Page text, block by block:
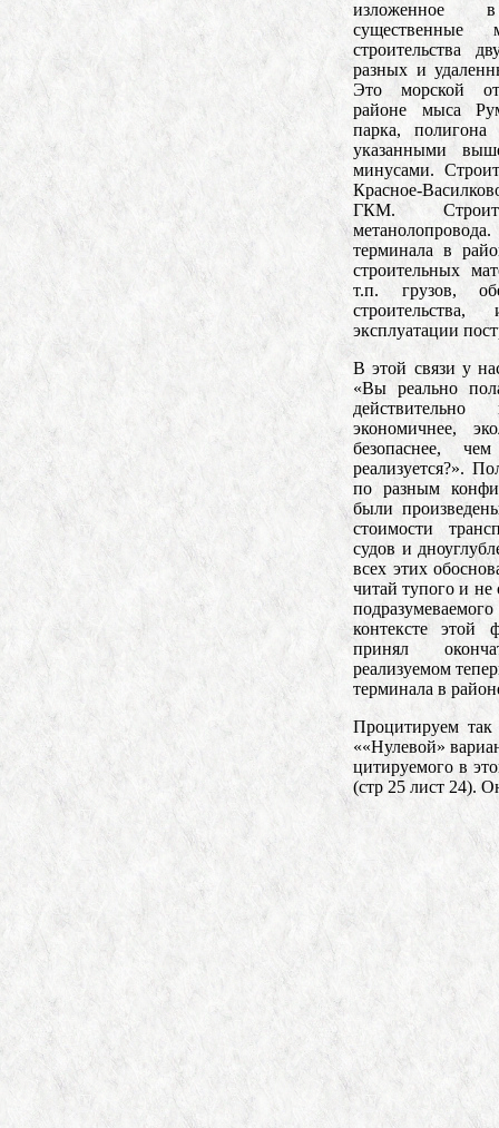
изложенное
существенные
строительства
разных и
Это морской
районе мыса
парка,
указанными
минусами.
Красное-
ГКМ.
терминала в
строительных
т.п. грузов,
эксплуатации
В этой связи у
«Вы реально
действительно
экономичнее,
безопаснее,
реализуется?».
по разным
были
стоимости
судов и
всех этих
читай тупого и не
контексте этой
принял
реализуемом
терминала в
Процитируем так
««Нулевой»
цитируемого в
(стр 25 лист 24).